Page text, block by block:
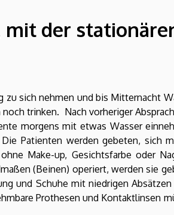
mit der
sich nehmen und bis Mitternacht
trinken. Nach vorheriger
morgens mit etwas Wasser
Patienten werden gebeten, sich
Make-up, Gesichtsfarbe oder
(Beinen) operiert, werden sie
und Schuhe mit niedrigen
Prothesen und Kontaktlinsen